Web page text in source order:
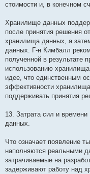
стоимости и, в конечном
Хранилище данных
после принятия решения
хранилища данных, а
данных. Г-н Кимбалл
полученной в результате
использованию
идее, что единственным
эффективности
поддерживать принятия
13. Затрата сил и
данных.
Что означает появление
наполняются реальными
затрачиваемые на
задерживают работу над